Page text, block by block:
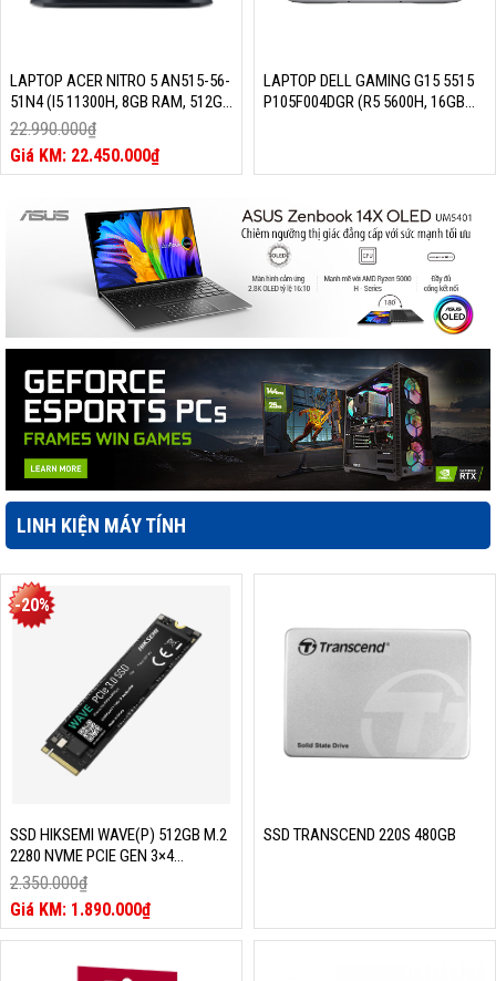
LAPTOP ACER NITRO 5 AN515-56-
51N4 (I5 11300H, 8GB RAM, 512GB
SSD, GTX 1650 4GB, 15.6 INCH FHD
IPS 144HZ, WIN 10, WIFI 6, ĐEN)
22.990.000₫
Giá
gốc
22.990.000₫.
22.450.000₫
Giá
tại
22.450.000₫.
LAPTOP DELL GAMING G15 5515
P105F004DGR (R5 5600H, 16GB
LINH KIỆN MÁY TÍNH
-20%
SSD HIKSEMI WAVE(P) 512GB M.2
2280 NVME PCIE GEN 3×4
(READ/WRITE 2230/2000 MB/S,
HS-SSD-WAVE(P)-512G)
2.350.000₫
Giá
gốc
là:
2.350.000₫.
1.890.000₫
Giá
hiện
SSD TRANSCEND 220S 480GB